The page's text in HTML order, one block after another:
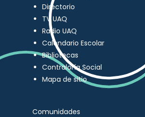
Directorio
TV UAQ
Radio UAQ
Calendario Escolar
Bibliotecas
Contraloría Social
Mapa de sitio
Comunidades